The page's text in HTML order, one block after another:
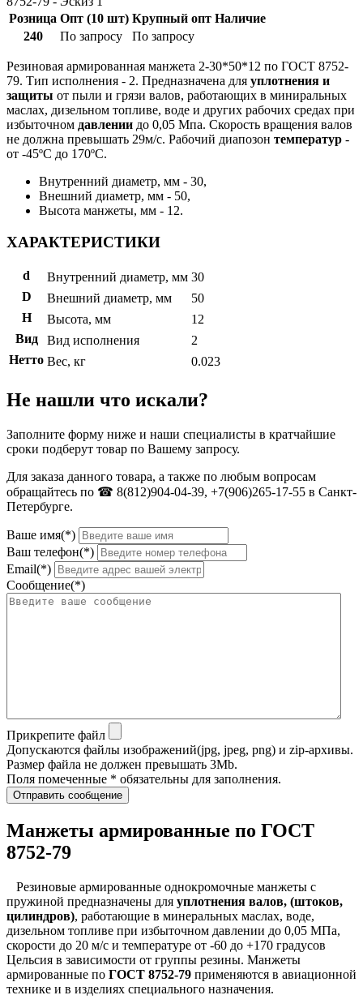
Розница Опт (10 шт) Крупный опт Наличие
240
По запросу По запросу
Резиновая армированная манжета 2-30*50*12 по ГОСТ 8752-
79. Тип исполнения - 2. Предназначена для уплотнения и
защиты от пыли и грязи валов, работающих в миниральных
маслах, дизельном топливе, воде и других рабочих средах при
избыточном давлении до 0,05 Мпа. Скорость вращения валов
не должна превышать 29м/с. Рабочий диапозон температур -
от -45ºС до 170ºС.
Внутренний диаметр, мм - 30,
Внешний диаметр, мм - 50,
Высота манжеты, мм - 12.
ХАРАКТЕРИСТИКИ
d Внутренний диаметр, мм 30
D
Внешний диаметр, мм
50
H
Высота, мм
12
Вид
Вид исполнения
2
Нетто Вес, кг 0.023
Не нашли что искали?
Заполните форму ниже и наши специалисты в кратчайшие
сроки подберут товар по Вашему запросу.
Для заказа данного товара, а также по любым вопросам
обращайтесь по ☎ 8(812)904-04-39, +7(906)265-17-55 в Санкт-
Петербурге.
Ваше имя(*)
Ваш телефон(*)
Email(*)
Сообщение(*)
Прикрепите файл
Допускаются файлы изображений(jpg, jpeg, png) и zip-архивы.
Размер файла не должен превышать 3Mb.
Поля помеченные * обязательны для заполнения.
Отправить сообщение
Манжеты армированные по ГОСТ
8752-79
Резиновые армированные однокромочные манжеты с
пружиной предназначены для уплотнения валов, (штоков,
цилиндров), работающие в минеральных маслах, воде,
дизельном топливе при избыточном давлении до 0,05 МПа,
скорости до 20 м/с и температуре от -60 до +170 градусов
Цельсия в зависимости от группы резины. Манжеты
армированные по ГОСТ 8752-79 применяются в авиационной
технике и в изделиях специального назначения.